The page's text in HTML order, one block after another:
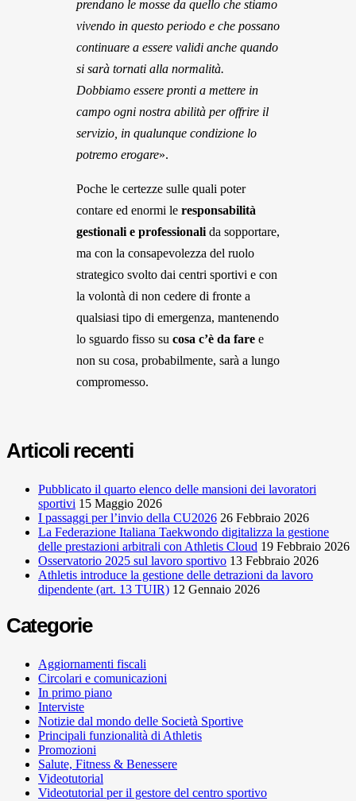
prendano le mosse da quello che stiamo
vivendo in questo periodo e che possano
continuare a essere validi anche quando
si sarà tornati alla normalità.
Dobbiamo essere pronti a mettere in
campo ogni nostra abilità per offrire il
servizio, in qualunque condizione lo
potremo erogare».
Poche le certezze sulle quali poter
contare ed enormi le responsabilità
gestionali e professionali da sopportare,
ma con la consapevolezza del ruolo
strategico svolto dai centri sportivi e con
la volontà di non cedere di fronte a
qualsiasi tipo di emergenza, mantenendo
lo sguardo fisso su cosa c’è da fare e
non su cosa, probabilmente, sarà a lungo
compromesso.
Articoli recenti
Pubblicato il quarto elenco delle mansioni dei lavoratori
sportivi 15 Maggio 2026
I passaggi per l’invio della CU2026 26 Febbraio 2026
La Federazione Italiana Taekwondo digitalizza la gestione
delle prestazioni arbitrali con Athletis Cloud 19 Febbraio 2026
Osservatorio 2025 sul lavoro sportivo 13 Febbraio 2026
Athletis introduce la gestione delle detrazioni da lavoro
dipendente (art. 13 TUIR) 12 Gennaio 2026
Categorie
Aggiornamenti fiscali
Circolari e comunicazioni
In primo piano
Interviste
Notizie dal mondo delle Società Sportive
Principali funzionalità di Athletis
Promozioni
Salute, Fitness & Benessere
Videotutorial
Videotutorial per il gestore del centro sportivo